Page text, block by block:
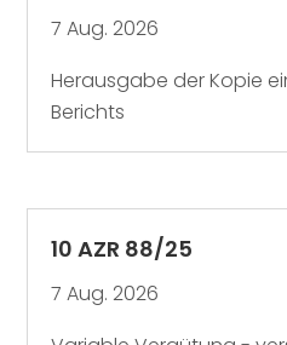
7 Aug. 2026
Herausgabe der Kopie
Berichts
10 AZR 88/25
7 Aug. 2026